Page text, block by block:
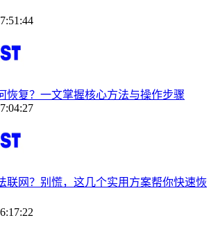
恢复？一文掌握核心方法与操作步骤
联网？别慌，这几个实用方案帮你快速恢